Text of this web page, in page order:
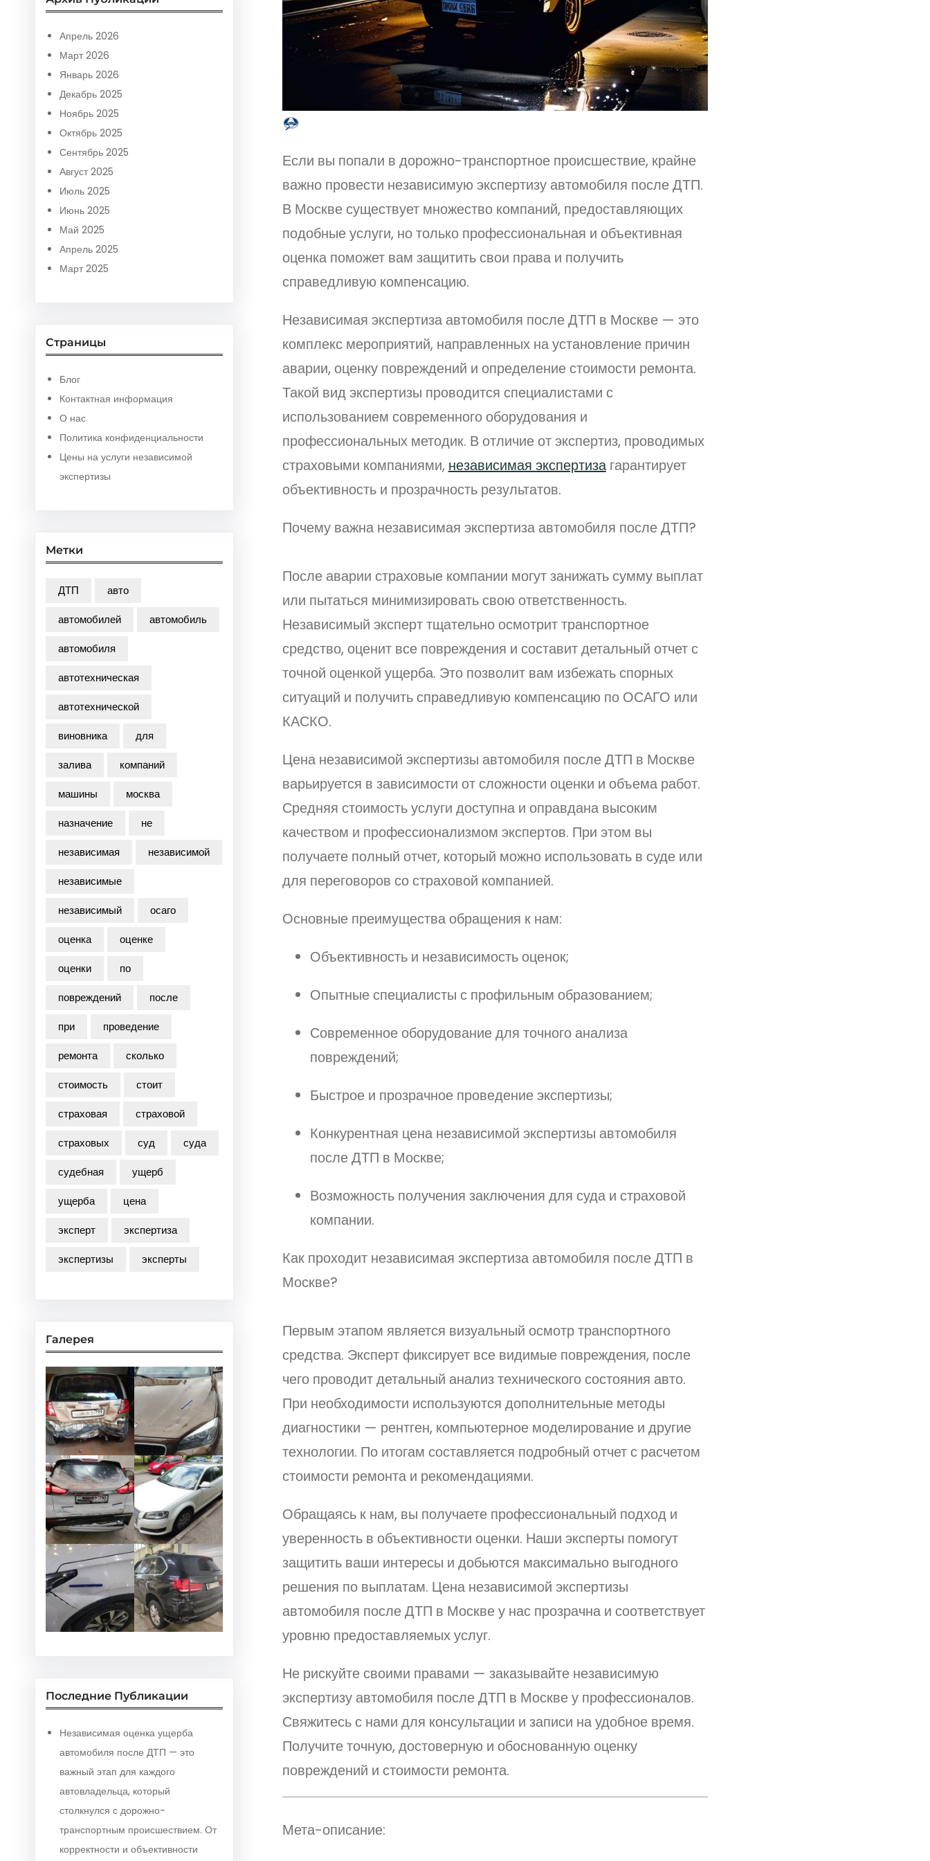
h
Апрель 2026
Март 2026
Январь 2026
Декабрь 2025
Ноябрь 2025
Октябрь 2025
Сентябрь 2025
Август 2025
Июль 2025
Июнь 2025
Май 2025
Апрель 2025
Март 2025
Страницы
Блог
Контактная информация
О нас
Политика конфиденциальности
Цены на услуги независимой
экспертизы
Метки
ДТП
авто
автомобилей
автомобиль
автомобиля
автотехническая
автотехнической
виновника
для
залива
компаний
машины
москва
назначение
не
независимая
независимой
независимые
независимый
осаго
оценка
оценке
оценки
по
повреждений
после
при
проведение
ремонта
сколько
стоимость
стоит
страховая
страховой
страховых
суд
суда
судебная
ущерб
ущерба
цена
эксперт
экспертиза
экспертизы
эксперты
Галерея
Последние Публикации
Независимая оценка ущерба
автомобиля после ДТП — это
важный этап для каждого
автовладельца, который
столкнулся с дорожно-
транспортным происшествием. От
корректности и объективности
Если вы попали в дорожно-транспортное происшествие, крайне
важно провести независимую экспертизу автомобиля после ДТП.
В Москве существует множество компаний, предоставляющих
подобные услуги, но только профессиональная и объективная
оценка поможет вам защитить свои права и получить
справедливую компенсацию.
Независимая экспертиза автомобиля после ДТП в Москве — это
комплекс мероприятий, направленных на установление причин
аварии, оценку повреждений и определение стоимости ремонта.
Такой вид экспертизы проводится специалистами с
использованием современного оборудования и
профессиональных методик. В отличие от экспертиз, проводимых
страховыми компаниями, независимая экспертизагарантирует
объективность и прозрачность результатов.
Почему важна независимая экспертиза автомобиля после ДТП?
После аварии страховые компании могут занижать сумму выплат
или пытаться минимизировать свою ответственность.
Независимый эксперт тщательно осмотрит транспортное
средство, оценит все повреждения и составит детальный отчет с
точной оценкой ущерба. Это позволит вам избежать спорных
ситуаций и получить справедливую компенсацию по ОСАГО или
КАСКО.
Цена независимой экспертизы автомобиля после ДТП в Москве
варьируется в зависимости от сложности оценки и объема работ.
Средняя стоимость услуги доступна и оправдана высоким
качеством и профессионализмом экспертов. При этом вы
получаете полный отчет, который можно использовать в суде или
для переговоров со страховой компанией.
Основные преимущества обращения к нам:
Объективность и независимость оценок;
Опытные специалисты с профильным образованием;
Современное оборудование для точного анализа
повреждений;
Быстрое и прозрачное проведение экспертизы;
Конкурентная цена независимой экспертизы автомобиля
после ДТП в Москве;
Возможность получения заключения для суда и страховой
компании.
Как проходит независимая экспертиза автомобиля после ДТП в
Москве?
Первым этапом является визуальный осмотр транспортного
средства. Эксперт фиксирует все видимые повреждения, после
чего проводит детальный анализ технического состояния авто.
При необходимости используются дополнительные методы
диагностики — рентген, компьютерное моделирование и другие
технологии. По итогам составляется подробный отчет с расчетом
стоимости ремонта и рекомендациями.
Обращаясь к нам, вы получаете профессиональный подход и
уверенность в объективности оценки. Наши эксперты помогут
защитить ваши интересы и добьются максимально выгодного
решения по выплатам. Цена независимой экспертизы
автомобиля после ДТП в Москве у нас прозрачна и соответствует
уровню предоставляемых услуг.
Не рискуйте своими правами — заказывайте независимую
экспертизу автомобиля после ДТП в Москве у профессионалов.
Свяжитесь с нами для консультации и записи на удобное время.
Получите точную, достоверную и обоснованную оценку
повреждений и стоимости ремонта.
Мета-описание: